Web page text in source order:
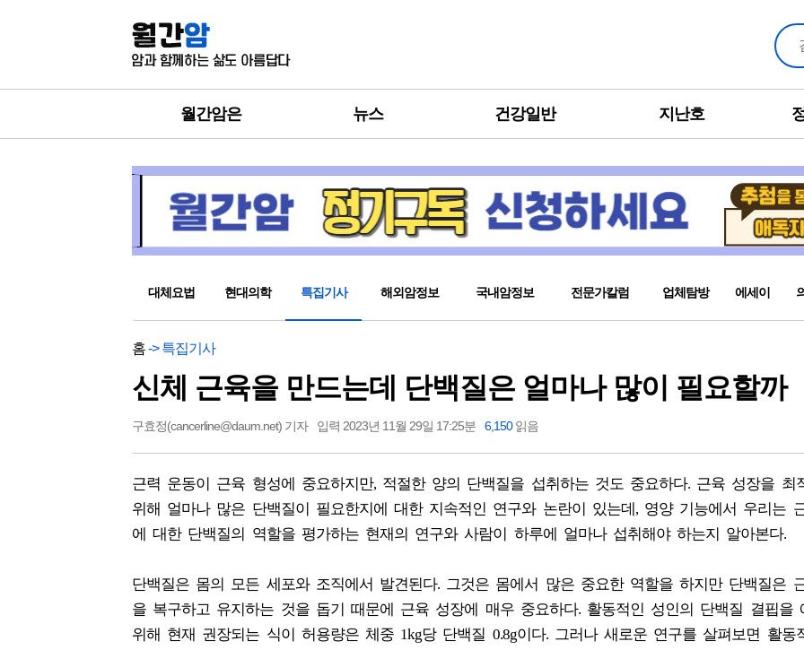
월간암은 뉴스 건강일반 지난호
대체요법 현대의학 특집기사 해외암정보 국내암정보 전문가칼럼 업체탐방 에세이
홈-> 특집기사
신체 근육을 만드는데 단백질은 얼마나 많이 필요할까
구효정(cancerline@daum.net) 기자 입력 2023년 11월 29일 17:25분 6,150읽음
근력 운동이 근육 형성에 중요하지만, 적절한 양의 단백질을 섭취하는 것도 중요하다. 근육 성장을 최
위해 얼마나 많은 단백질이 필요한지에 대한 지속적인 연구와 논란이 있는데, 영양 기능에서 우리는
에 대한 단백질의 역할을 평가하는 현재의 연구와 사람이 하루에 얼마나 섭취해야 하는지 알아본다.
단백질은 몸의 모든 세포와 조직에서 발견된다. 그것은 몸에서 많은 중요한 역할을 하지만 단백질은
을 복구하고 유지하는 것을 돕기 때문에 근육 성장에 매우 중요하다. 활동적인 성인의 단백질 결핍을
위해 현재 권장되는 식이 허용량은 체중 1kg당 단백질 0.8g이다. 그러나 새로운 연구를 살펴보면 활동